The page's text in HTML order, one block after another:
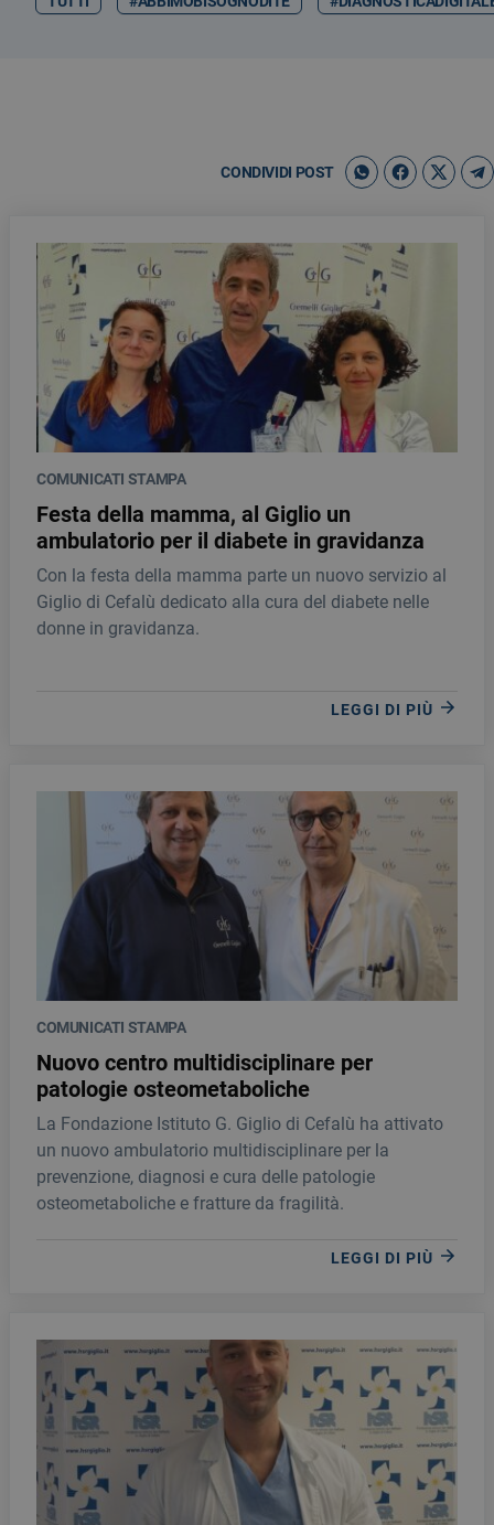
CONDIVIDI POST
COMUNICATI STAMPA
Festa della mamma, al Giglio un
ambulatorio per il diabete in gravidanza
Con la festa della mamma parte un nuovo servizio al
Giglio di Cefalù dedicato alla cura del diabete nelle
donne in gravidanza.
LEGGI DI PIÙ
COMUNICATI STAMPA
Nuovo centro multidisciplinare per
patologie osteometaboliche
La Fondazione Istituto G. Giglio di Cefalù ha attivato
un nuovo ambulatorio multidisciplinare per la
prevenzione, diagnosi e cura delle patologie
osteometaboliche e fratture da fragilità.
LEGGI DI PIÙ